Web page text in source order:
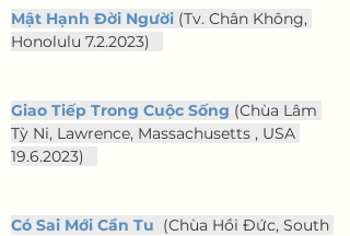
Mật Hạnh Đời Người (Tv. Chân Không,
Honolulu 7.2.2023)
Giao Tiếp Trong Cuộc Sống (Chùa Lâm
Tỳ Ni, Lawrence, Massachusetts , USA
19.6.2023)
Có Sai Mới Cần Tu (Chùa Hồi Đức, South